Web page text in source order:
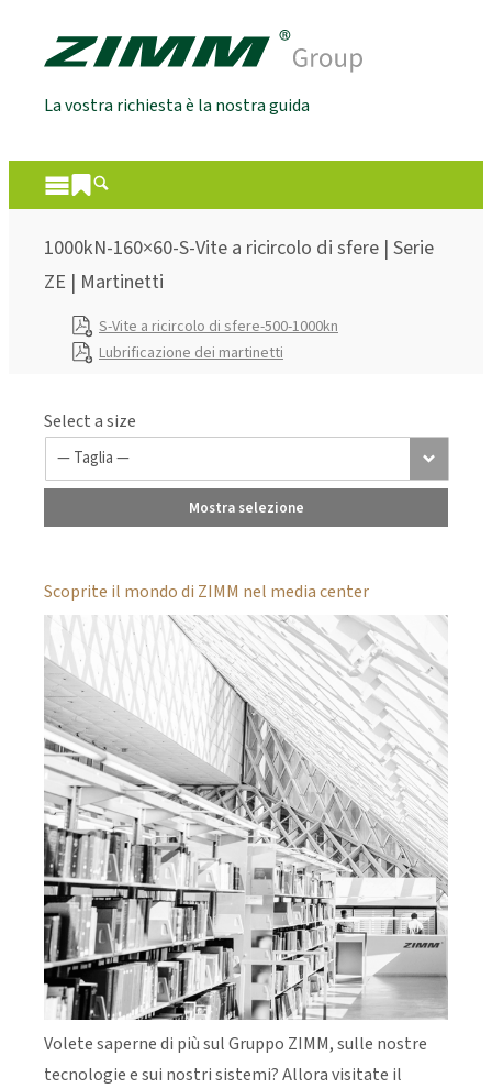
La vostra richiesta è la nostra guida
1000kN-160×60-S-Vite a ricircolo di sfere | Serie
ZE | Martinetti
S-Vite a ricircolo di sfere-500-1000kn
Lubrificazione dei martinetti
Select a size
Mostra selezione
Scoprite il mondo di ZIMM nel media center
Volete saperne di più sul Gruppo ZIMM, sulle nostre
tecnologie e sui nostri sistemi? Allora visitate il